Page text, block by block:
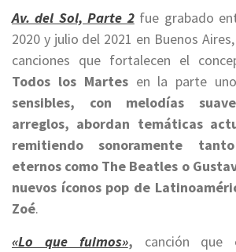
Av. del Sol, Parte 2fue grabado
2020 y julio del 2021 en Buenos
canciones que fortalecen el
Todos los Martesen la parte
sensibles, con melodías
arreglos, abordan temáticas
remitiendo sonoramente
eternos como The Beatles o
nuevos íconos pop de
Zoé.
«Lo que fuimos», canción que